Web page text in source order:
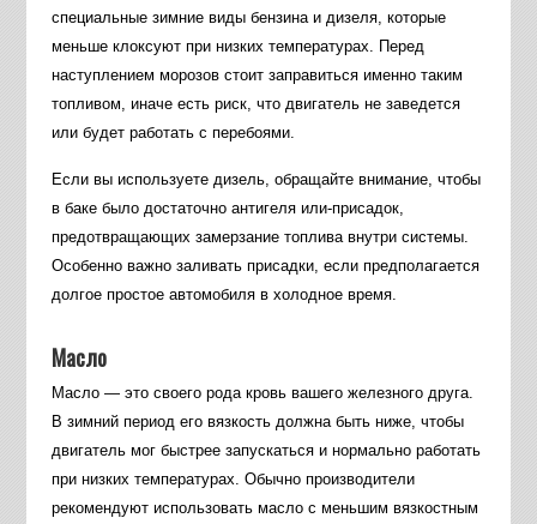
специальные зимние виды бензина и дизеля, которые
меньше клоксуют при низких температурах. Перед
наступлением морозов стоит заправиться именно таким
топливом, иначе есть риск, что двигатель не заведется
или будет работать с перебоями.
Если вы используете дизель, обращайте внимание, чтобы
в баке было достаточно антигеля или-присадок,
предотвращающих замерзание топлива внутри системы.
Особенно важно заливать присадки, если предполагается
долгое простое автомобиля в холодное время.
Масло
Масло — это своего рода кровь вашего железного друга.
В зимний период его вязкость должна быть ниже, чтобы
двигатель мог быстрее запускаться и нормально работать
при низких температурах. Обычно производители
рекомендуют использовать масло с меньшим вязкостным